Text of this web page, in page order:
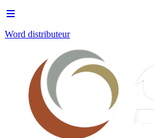
Word distributeur